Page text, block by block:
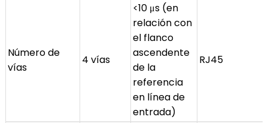
Número de
vías
4 vías
<10 μs (en
relación con
el flanco
ascendente
de la
referencia
en línea de
entrada)
RJ45